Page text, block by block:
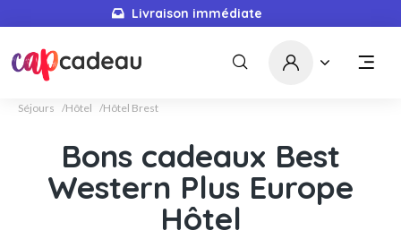
Livraison immédiate
Séjours Hôtel Hôtel Brest
Bons cadeaux Best
Western Plus Europe
Hôtel